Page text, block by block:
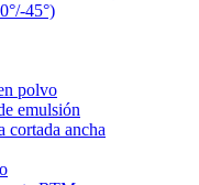
45°)
polvo
emulsión
cortada ancha